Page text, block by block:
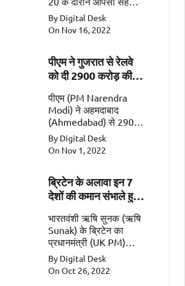
के महत्वपूर्ण क्षेत्रों जैसे कि
व्यापार, गतिशीलता, रक्षा और
सुरक्षा पर चर्चा की
By Digital Desk
On Nov 16, 2022
पीएम ने गुजरात से रेलवे
को दी 2900 करोड़ की
पीएम (PM Narendra
Modi) ने अहमदाबाद
(Ahmedabad) से 2900
करोड़ की 2 रेल
परियोजनाओं (Railway
Projects worth Rs
समर्पित।
By Digital Desk
On Nov 1, 2022
ब्रिटेन के अलावा इन 7
देशों की कमान संभाले हुए
भारतवंशी ऋषि सुनक (ऋषि
Sunak) के ब्रिटेन का
प्रधानमंत्री (UK PM)
बनना एक ऐतिहासिक पल
है। इसके अलावा सात ऐसे
देश हैं जिन्हें भारतवंशी चला
By Digital Desk
On Oct 26, 2022